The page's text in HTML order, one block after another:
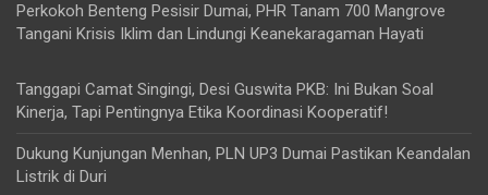
Perkokoh Benteng Pesisir Dumai, PHR Tanam 700 Mangrove
Tangani Krisis Iklim dan Lindungi Keanekaragaman Hayati
Tanggapi Camat Singingi, Desi Guswita PKB: Ini Bukan Soal
Kinerja, Tapi Pentingnya Etika Koordinasi Kooperatif!
Dukung Kunjungan Menhan, PLN UP3 Dumai Pastikan Keandalan
Listrik di Duri